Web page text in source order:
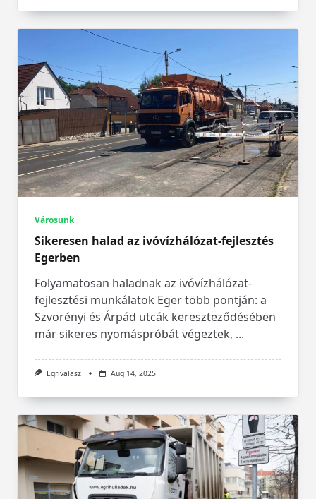
Városunk
Sikeresen halad az ivóvízhálózat-fejlesztés
Egerben
Folyamatosan haladnak az ivóvízhálózat-
fejlesztési munkálatok Eger több pontján: a
Szvorényi és Árpád utcák kereszteződésében
már sikeres nyomáspróbát végeztek, ...
Egrivalasz Aug 14, 2025